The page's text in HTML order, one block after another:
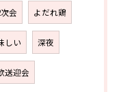
会 よだれ鶏
しい 深夜
送迎会